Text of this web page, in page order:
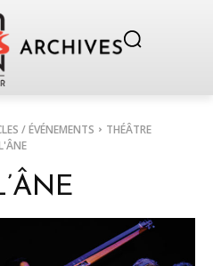
/ ÉVÉNEMENTS
THÉÂTRE